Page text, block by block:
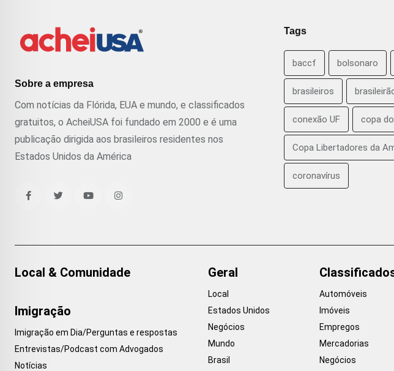
Sobre a empresa
Com notícias da Flórida, EUA e mundo, e classificados
gratuitos, o AcheiUSA foi fundado em 2000 e é uma
publicação dirigida aos brasileiros residentes nos
Estados Unidos da América
Tags
baccf bolsonaro
brasileiros
conexão UF copa
Copa Libertadores da
coronavírus
Local & Comunidade
Imigração
Imigração em Dia/Perguntas e respostas
Entrevistas/Podcast com Advogados
Notícias
Geral
Local
Estados Unidos
Negócios
Mundo
Brasil
Automóveis
Imóveis
Empregos
Mercadorias
Negócios